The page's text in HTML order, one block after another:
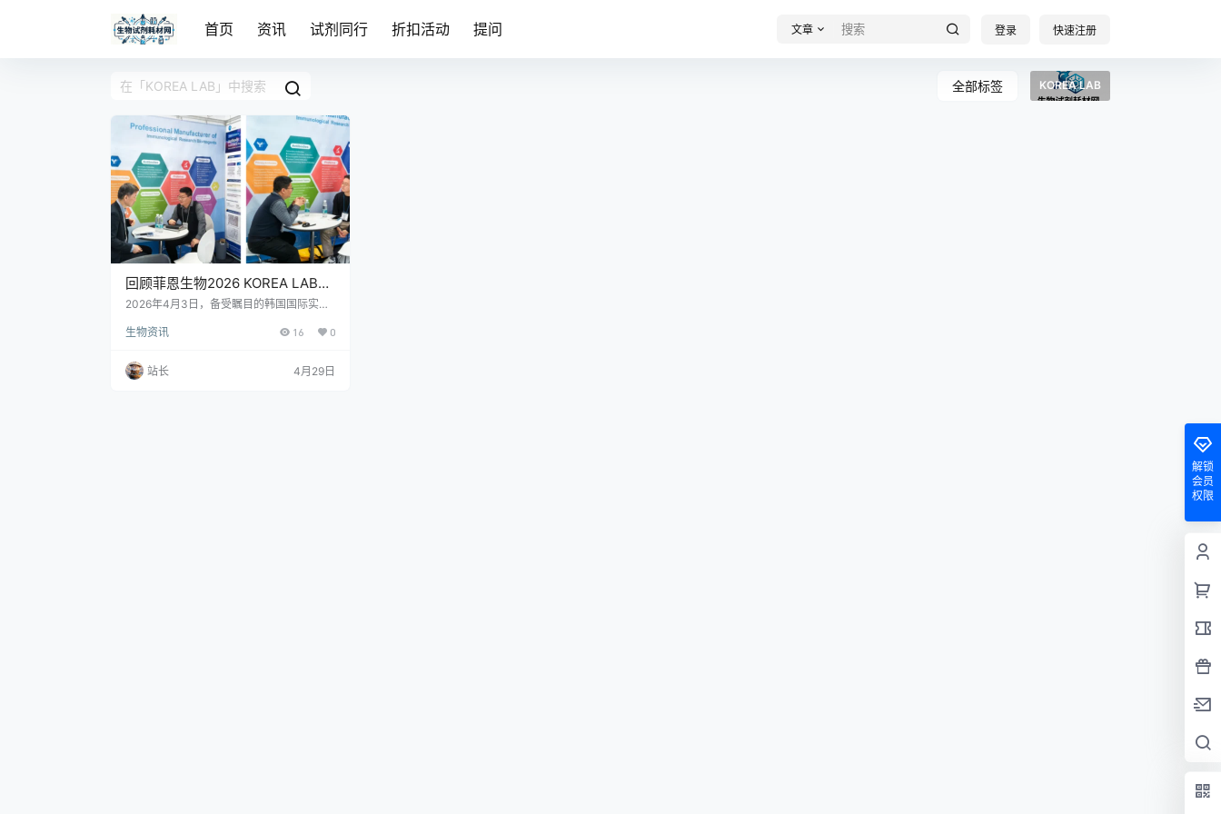
首页 资讯 试剂同行 折扣活动 提问 文章 登录 快速注册
全部标签 KOREA LAB
回顾菲恩生物2026 KOREA LAB圆
满结束
2026年4月3日，备受瞩目的韩国国际实验
结束。作为深耕生命科学领域的企业，菲恩
强大的创新实力，更与全球同行深入交流，
为未来的合作与发展奠定了坚实基础。 KO
生物资讯 16 0
站长 4月29日
解锁
会员
权限